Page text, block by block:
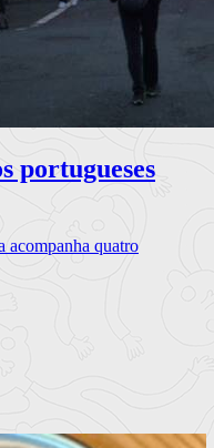
portugueses
acompanha quatro